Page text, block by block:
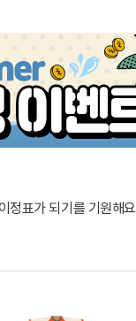
이정표가 되기를 기원해